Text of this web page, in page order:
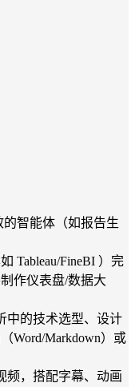
智能体（如报告生
Tableau/FineBI ）完
作仪表盘/数据大
中的技术选型、设计
Word/Markdown）或
频，搭配字幕、动画